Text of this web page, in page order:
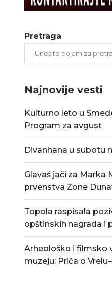
Pretraga
Najnovije vesti
Kulturno leto u
Program za avgust
Divanhana u subotu
Glavaš jači za Marka
prvenstva Zone
Topola raspisala
opštinskih nagrada i
Arheološko i filmsko
muzeju: Priča o